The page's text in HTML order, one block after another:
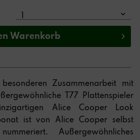
Warenkorb
Zusammenarbeit mit
T77 Plattenspieler
Alice Cooper Look
ist von Alice Cooper selbst
Außergewöhnliches